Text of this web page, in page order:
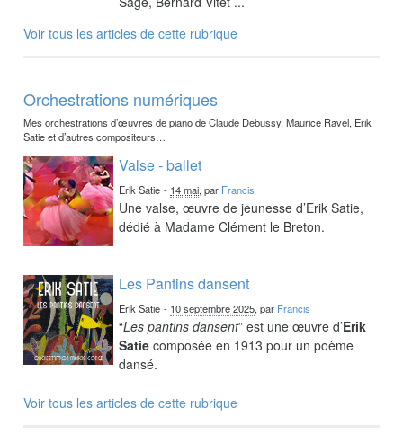
Voir tous les articles de cette rubrique
Orchestrations numériques
Mes orchestrations d’œuvres de piano de Claude Debussy, Maurice Ravel, Erik
Satie et d’autres compositeurs…
Valse - ballet
Erik Satie - 14 mai, par Francis
Une valse, œuvre de jeunesse d’Erik Satie,
dédié à Madame Clément le Breton.
Les Pantins dansent
Erik Satie - 10 septembre 2025, par Francis
“Les pantins dansent” est une œuvre d’Erik
Satie composée en 1913 pour un poème
dansé.
Voir tous les articles de cette rubrique